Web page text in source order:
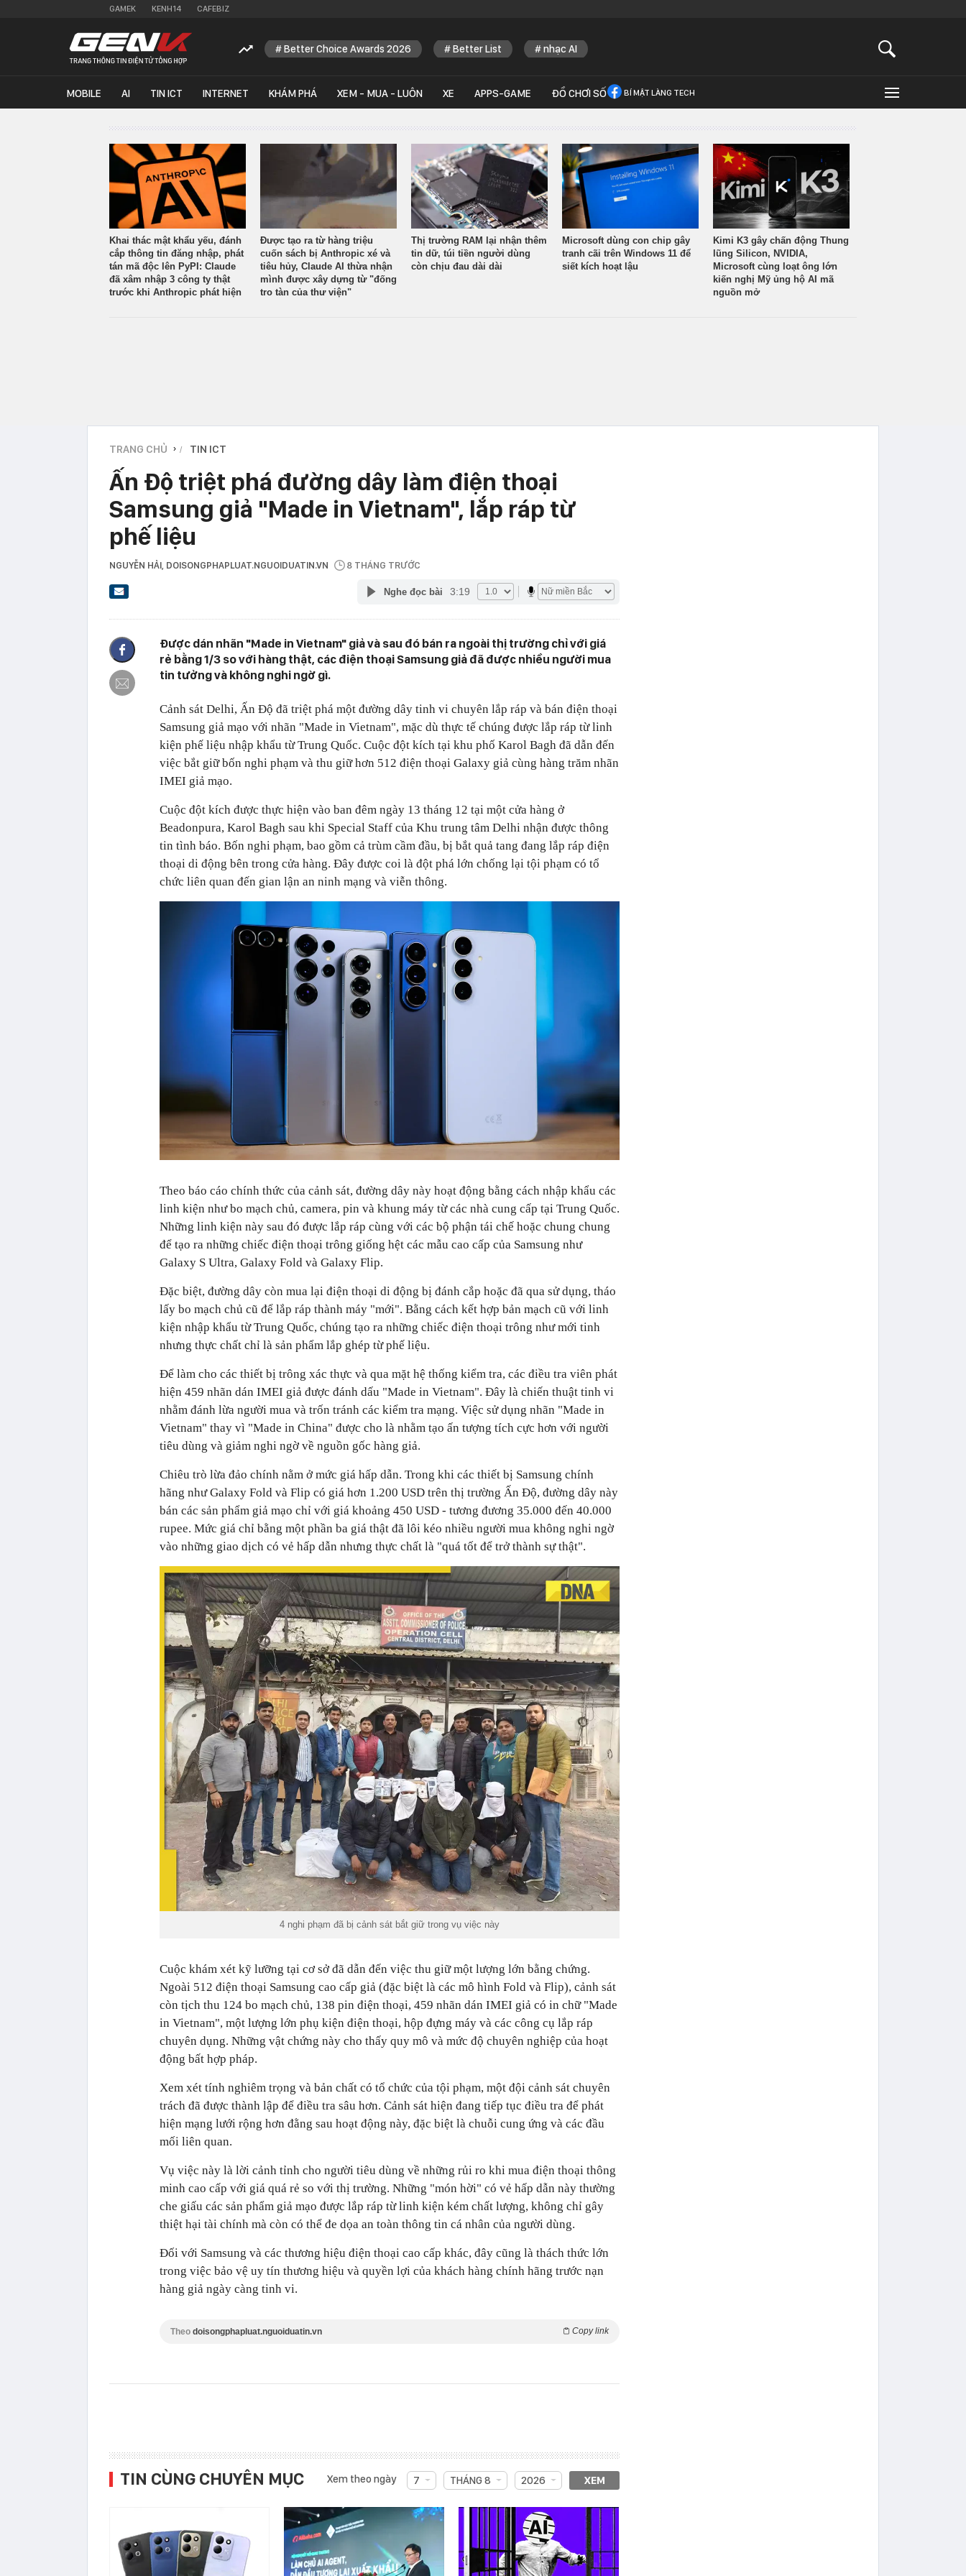
GAMEK KENH14 CAFEBIZ
Better Choice Awards 2026 Better List nhạc AI
MOBILE AI TIN ICT INTERNET KHÁM PHÁ XEM - MUA - LUÔN XE APPS-GAME ĐỒ CHƠI SỐ BÍ MẬT LÀNG TECH
Khai thác mật khẩu yếu, đánh
cắp thông tin đăng nhập, phát
tán mã độc lên PyPI: Claude
đã xâm nhập 3 công ty thật
trước khi Anthropic phát hiện
Được tạo ra từ hàng triệu
cuốn sách bị Anthropic xé và
tiêu hủy, Claude AI thừa nhận
mình được xây dựng từ "đống
tro tàn của thư viện"
Thị trường RAM lại nhận thêm
tin dữ, túi tiền người dùng
còn chịu đau dài dài
Microsoft dùng con chip gây
tranh cãi trên Windows 11 để
siết kích hoạt lậu
Kimi K3 gây chấn động Thung
lũng Silicon, NVIDIA,
Microsoft cùng loạt ông lớn
kiến nghị Mỹ ủng hộ AI mã
nguồn mở
TRANG CHỦ › TIN ICT
Ấn Độ triệt phá đường dây làm điện thoại
Samsung giả "Made in Vietnam", lắp ráp từ
phế liệu
NGUYỄN HẢI , DOISONGPHAPLUAT.NGUOIDUATIN.VN 8 THÁNG TRƯỚC
Nghe đọc bài 3:19
Được dán nhãn "Made in Vietnam" giả và sau đó bán ra ngoài thị trường chỉ với giá
rẻ bằng 1/3 so với hàng thật, các điện thoại Samsung giả đã được nhiều người mua
tin tưởng và không nghi ngờ gì.
Cảnh sát Delhi, Ấn Độ đã triệt phá một đường dây tinh vi chuyên lắp ráp và bán điện thoại
Samsung giả mạo với nhãn "Made in Vietnam", mặc dù thực tế chúng được lắp ráp từ linh
kiện phế liệu nhập khẩu từ Trung Quốc. Cuộc đột kích tại khu phố Karol Bagh đã dẫn đến
việc bắt giữ bốn nghi phạm và thu giữ hơn 512 điện thoại Galaxy giả cùng hàng trăm nhãn
IMEI giả mạo.
Cuộc đột kích được thực hiện vào ban đêm ngày 13 tháng 12 tại một cửa hàng ở
Beadonpura, Karol Bagh sau khi Special Staff của Khu trung tâm Delhi nhận được thông
tin tình báo. Bốn nghi phạm, bao gồm cả trùm cầm đầu, bị bắt quả tang đang lắp ráp điện
thoại di động bên trong cửa hàng. Đây được coi là đột phá lớn chống lại tội phạm có tổ
chức liên quan đến gian lận an ninh mạng và viễn thông.
Theo báo cáo chính thức của cảnh sát, đường dây này hoạt động bằng cách nhập khẩu các
linh kiện như bo mạch chủ, camera, pin và khung máy từ các nhà cung cấp tại Trung Quốc.
Những linh kiện này sau đó được lắp ráp cùng với các bộ phận tái chế hoặc chung chung
để tạo ra những chiếc điện thoại trông giống hệt các mẫu cao cấp của Samsung như
Galaxy S Ultra, Galaxy Fold và Galaxy Flip.
Đặc biệt, đường dây còn mua lại điện thoại di động bị đánh cắp hoặc đã qua sử dụng, tháo
lấy bo mạch chủ cũ để lắp ráp thành máy "mới". Bằng cách kết hợp bản mạch cũ với linh
kiện nhập khẩu từ Trung Quốc, chúng tạo ra những chiếc điện thoại trông như mới tinh
nhưng thực chất chỉ là sản phẩm lắp ghép từ phế liệu.
Để làm cho các thiết bị trông xác thực và qua mặt hệ thống kiểm tra, các điều tra viên phát
hiện 459 nhãn dán IMEI giả được đánh dấu "Made in Vietnam". Đây là chiến thuật tinh vi
nhằm đánh lừa người mua và trốn tránh các kiểm tra mạng. Việc sử dụng nhãn "Made in
Vietnam" thay vì "Made in China" được cho là nhằm tạo ấn tượng tích cực hơn với người
tiêu dùng và giảm nghi ngờ về nguồn gốc hàng giả.
Chiêu trò lừa đảo chính nằm ở mức giá hấp dẫn. Trong khi các thiết bị Samsung chính
hãng như Galaxy Fold và Flip có giá hơn 1.200 USD trên thị trường Ấn Độ, đường dây này
bán các sản phẩm giả mạo chỉ với giá khoảng 450 USD - tương đương 35.000 đến 40.000
rupee. Mức giá chỉ bằng một phần ba giá thật đã lôi kéo nhiều người mua không nghi ngờ
vào những giao dịch có vẻ hấp dẫn nhưng thực chất là "quá tốt để trở thành sự thật".
4 nghi phạm đã bị cảnh sát bắt giữ trong vụ việc này
Cuộc khám xét kỹ lưỡng tại cơ sở đã dẫn đến việc thu giữ một lượng lớn bằng chứng.
Ngoài 512 điện thoại Samsung cao cấp giả (đặc biệt là các mô hình Fold và Flip), cảnh sát
còn tịch thu 124 bo mạch chủ, 138 pin điện thoại, 459 nhãn dán IMEI giả có in chữ "Made
in Vietnam", một lượng lớn phụ kiện điện thoại, hộp đựng máy và các công cụ lắp ráp
chuyên dụng. Những vật chứng này cho thấy quy mô và mức độ chuyên nghiệp của hoạt
động bất hợp pháp.
Xem xét tính nghiêm trọng và bản chất có tổ chức của tội phạm, một đội cảnh sát chuyên
trách đã được thành lập để điều tra sâu hơn. Cảnh sát hiện đang tiếp tục điều tra để phát
hiện mạng lưới rộng hơn đằng sau hoạt động này, đặc biệt là chuỗi cung ứng và các đầu
mối liên quan.
Vụ việc này là lời cảnh tỉnh cho người tiêu dùng về những rủi ro khi mua điện thoại thông
minh cao cấp với giá quá rẻ so với thị trường. Những "món hời" có vẻ hấp dẫn này thường
che giấu các sản phẩm giả mạo được lắp ráp từ linh kiện kém chất lượng, không chỉ gây
thiệt hại tài chính mà còn có thể đe dọa an toàn thông tin cá nhân của người dùng.
Đối với Samsung và các thương hiệu điện thoại cao cấp khác, đây cũng là thách thức lớn
trong việc bảo vệ uy tín thương hiệu và quyền lợi của khách hàng chính hãng trước nạn
hàng giả ngày càng tinh vi.
Theo doisongphapluat.nguoiduatin.vn Copy link
TIN CÙNG CHUYÊN MỤC Xem theo ngày 7 THÁNG 8 2026 XEM